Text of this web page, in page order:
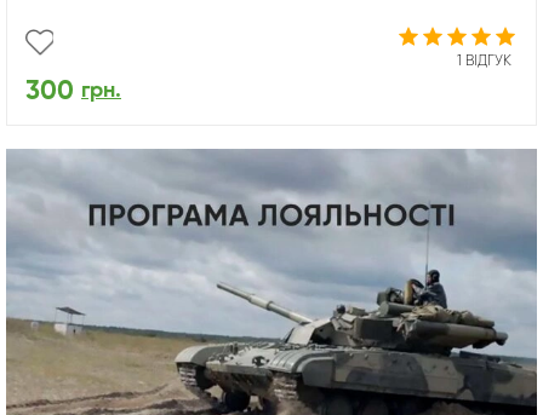
1 ВІДГУК
300 грн.